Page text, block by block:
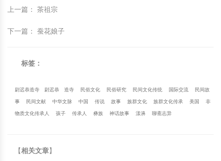
上一篇 ： 茶祖宗
下一篇 ： 蚕花娘子
标签：
尉迟恭造寺 尉迟恭 造寺 民俗文化 民俗研究 民间文化传统 国际交流 民间故
事 民间文献 中华文脉 中国 传说 故事 族群文化 族群文化传承 美国 非
物质文化传承人 孩子 传承人 彝族 神话故事 漾濞 聊斋志异
【相关文章】